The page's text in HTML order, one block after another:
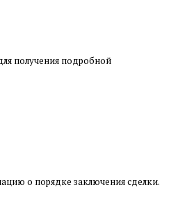
получения подробной
о порядке заключения сделки.